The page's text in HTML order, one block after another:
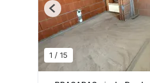
1 / 15
Previous